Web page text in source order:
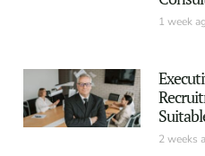
1 week
2 weeks